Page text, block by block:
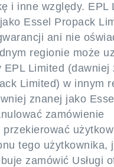
i inne względy. EPL
Essel Propack
ani nie
regionie może
EPL Limited (dawniej
Limited) w innym
znanej jako
zamówienie
tego użytkownika,
zamówić Usługi